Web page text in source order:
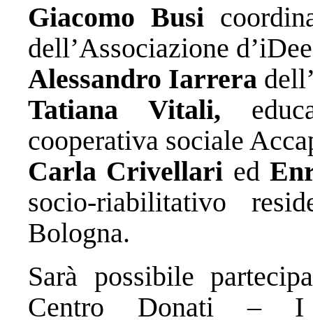
Giacomo Busi
dell’Associazione d’iDee
Alessandro Iarrera
Tatiana Vitali,
cooperativa sociale
Carla Crivellari ed
socio-riabilitativo
Bologna.
Sarà possibile
Centro Donati – I